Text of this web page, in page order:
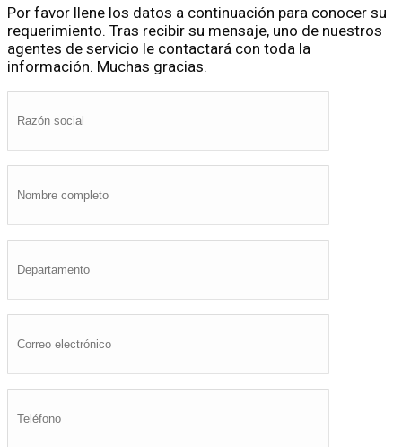
Por favor llene los datos a continuación para conocer su
requerimiento. Tras recibir su mensaje, uno de nuestros
agentes de servicio le contactará con toda la
información. Muchas gracias.